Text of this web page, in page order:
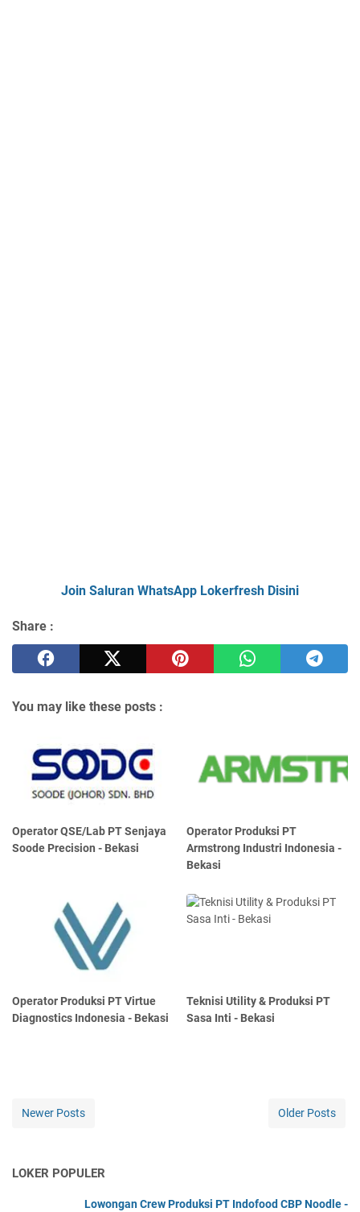
Join Saluran WhatsApp Lokerfresh Disini
Share :
You may like these posts :
Operator QSE/Lab PT Senjaya
Soode Precision - Bekasi
Operator Produksi PT
Armstrong Industri Indonesia -
Bekasi
Operator Produksi PT Virtue
Diagnostics Indonesia - Bekasi
Teknisi Utility & Produksi PT
Sasa Inti - Bekasi
Newer Posts Older Posts
LOKER POPULER
Lowongan Crew Produksi PT Indofood CBP Noodle -